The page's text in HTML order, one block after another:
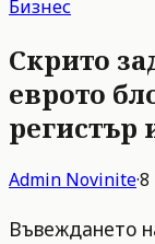
Бизнес
Скрито
еврото
регистър
Admin Novinite·8
Въвеждането